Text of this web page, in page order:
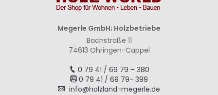
Megerle GmbH; Holzbetriebe
Bachstraße 11
74613 Öhringen-Cappel
0 79 41 / 69 79 – 380
0 79 41 / 69 79- 399
info@holzland-megerle.de